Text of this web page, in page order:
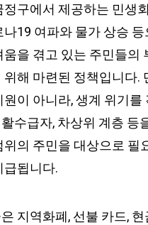
정구에서 제공하는 민생
나19 여파와 물가 상승 등
움을 겪고 있는 주민들의
위해 마련된 정책입니다.
원이 아니라, 생계 위기를
수급자, 차상위 계층 등
위의 주민을 대상으로 필
급됩니다.
지역화폐, 선불 카드,